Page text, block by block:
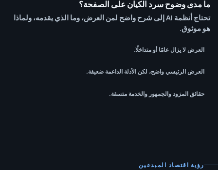
ما مدى وضوح سرد الكيان على الصفحة؟
تحتاج أنظمة AI إلى شرح واضح لمن العرض، وما الذي يقدمه، ولماذا
هو موثوق.
العرض لا يزال عامًا أو متداخلًا.
العرض الرئيسي واضح، لكن الأدلة الداعمة ضعيفة.
حقائق المزود والجمهور والخدمة متسقة.
رؤية اقتصاد المبدعين